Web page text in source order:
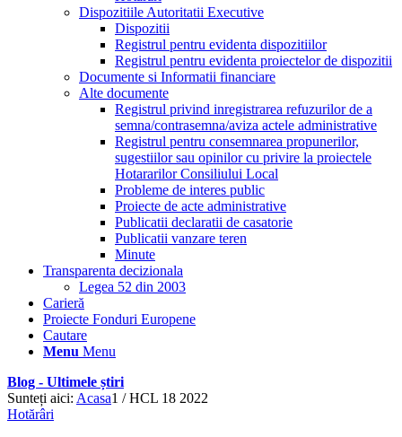
Dispozitiile Autoritatii Executive
Dispozitii
Registrul pentru evidenta dispozitiilor
Registrul pentru evidenta proiectelor de dispozitii
Documente si Informatii financiare
Alte documente
Registrul privind inregistrarea refuzurilor de a
semna/contrasemna/aviza actele administrative
Registrul pentru consemnarea propunerilor,
sugestiilor sau opinilor cu privire la proiectele
Hotararilor Consiliului Local
Probleme de interes public
Proiecte de acte administrative
Publicatii declaratii de casatorie
Publicatii vanzare teren
Minute
Transparenta decizionala
Legea 52 din 2003
Carieră
Proiecte Fonduri Europene
Cautare
Menu Menu
Blog - Ultimele știri
Sunteți aici: Acasa1 / HCL 18 2022
Hotărâri